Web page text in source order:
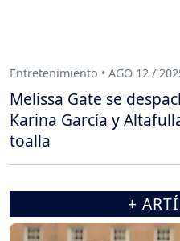
Entretenimiento • AGO 12 /
Melissa Gate se
Karina García y
toalla
+